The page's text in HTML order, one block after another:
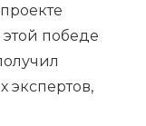
этой победе
экспертов,